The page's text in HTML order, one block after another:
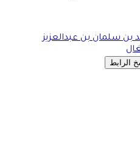
بن سلمان بن عبدالعزيز
الرابط